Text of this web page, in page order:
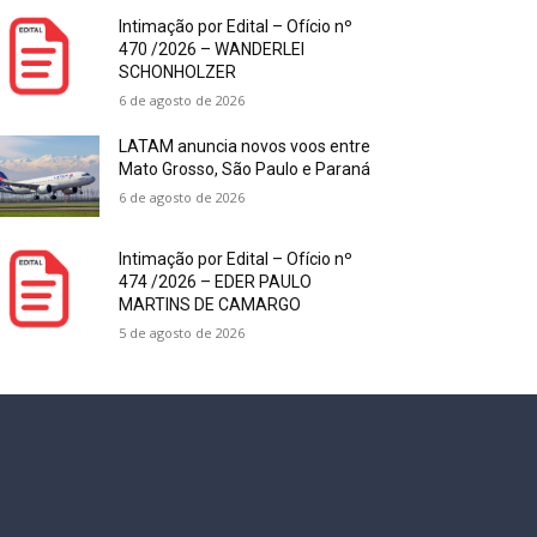
Intimação por Edital – Ofício nº
470 /2026 – WANDERLEI
SCHONHOLZER
6 de agosto de 2026
LATAM anuncia novos voos entre
Mato Grosso, São Paulo e Paraná
6 de agosto de 2026
Intimação por Edital – Ofício nº
474 /2026 – EDER PAULO
MARTINS DE CAMARGO
5 de agosto de 2026